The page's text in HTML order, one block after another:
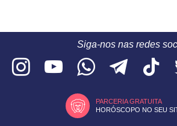
Siga-nos nas redes
PARCERIA GRATUITA
HORÓSCOPO NO SEU